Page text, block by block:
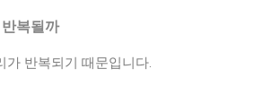
복될까
가 반복되기 때문입니다.